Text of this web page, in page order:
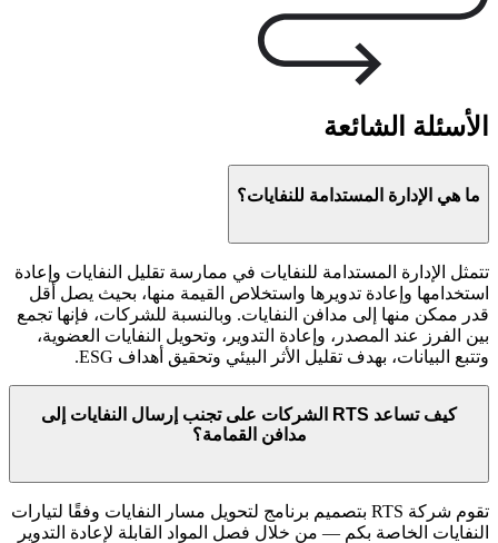
الأسئلة الشائعة
ما هي الإدارة المستدامة للنفايات؟
تتمثل الإدارة المستدامة للنفايات في ممارسة تقليل النفايات وإعادة
استخدامها وإعادة تدويرها واستخلاص القيمة منها، بحيث يصل أقل
قدر ممكن منها إلى مدافن النفايات. وبالنسبة للشركات، فإنها تجمع
بين الفرز عند المصدر، وإعادة التدوير، وتحويل النفايات العضوية،
وتتبع البيانات، بهدف تقليل الأثر البيئي وتحقيق أهداف ESG.
كيف تساعد RTS الشركات على تجنب إرسال النفايات إلى
مدافن القمامة؟
تقوم شركة RTS بتصميم برنامج لتحويل مسار النفايات وفقًا لتيارات
النفايات الخاصة بكم — من خلال فصل المواد القابلة لإعادة التدوير